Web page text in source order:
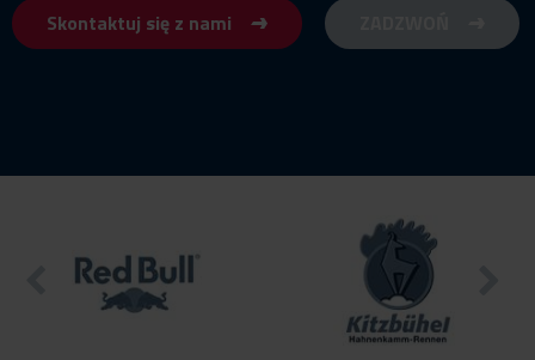
Skontaktuj się z nami